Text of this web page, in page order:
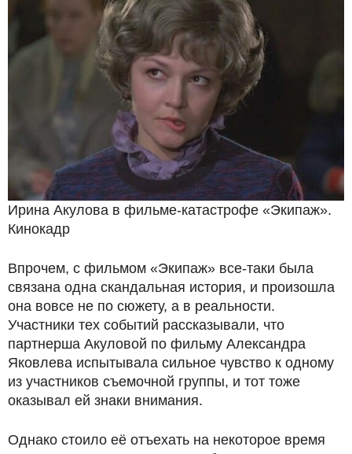
Ирина Акулова в фильме-катастрофе «Экипаж».
Кинокадр
Впрочем, с фильмом «Экипаж» все-таки была
связана одна скандальная история, и произошла
она вовсе не по сюжету, а в реальности.
Участники тех событий рассказывали, что
партнерша Акуловой по фильму Александра
Яковлева испытывала сильное чувство к одному
из участников съемочной группы, и тот тоже
оказывал ей знаки внимания.
Однако стоило её отъехать на некоторое время